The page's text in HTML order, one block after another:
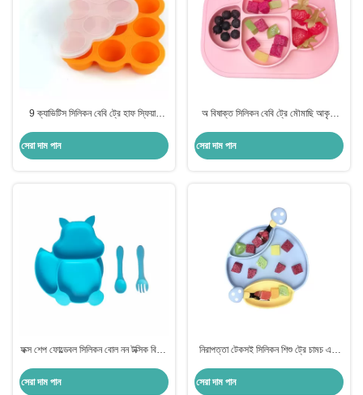
9 ক্যাভিটিস সিলিকন বেবি ট্রে হাফ স্ফিয়ার
সেরা দাম পান
অ বিষাক্ত সিলিকন বেবি ট্রে মৌমাছি আকৃতি
সেরা দাম পান
ফক্স শেপ ফোল্ডেবল সিলিকন বোল নন টক্সিক বিপিএ
সেরা দাম পান
নিরাপত্তা টেকসই সিলিকন শিশু ট্রে চামচ এবং
সেরা দাম পান